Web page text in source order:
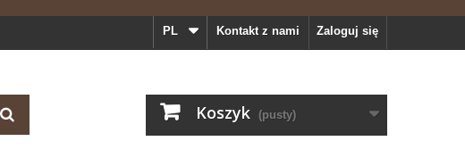
Zaloguj się
Kontakt z nami
PL
Koszyk (pusty)